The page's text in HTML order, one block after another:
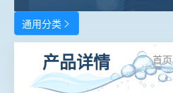
通用分类 
产品详情 首页